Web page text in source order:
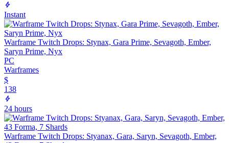
Instant
Warframe Twitch Drops: Stynax, Gara Prime, Sevagoth, Ember,
Saryn Prime, Nyx
PC
Warframes
$
138
24 hours
Warframe Twitch Drops: Styanax, Gara, Saryn, Sevagoth, Ember,